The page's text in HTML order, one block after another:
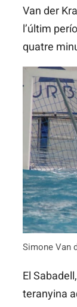
Van der
l’últim
quatre
Simone Van
El
teranyina